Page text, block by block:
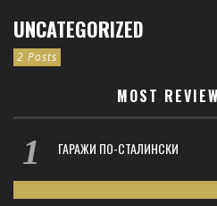
UNCATEGORIZED
2 Posts
MOST
ГАРАЖИ ПО-СТАЛИНСКИ